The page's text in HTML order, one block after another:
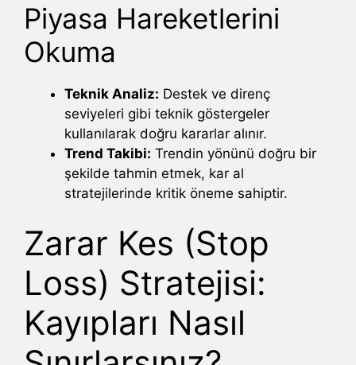
Piyasa Hareketlerini
Okuma
Teknik Analiz: Destek ve direnç
seviyeleri gibi teknik göstergeler
kullanılarak doğru kararlar alınır.
Trend Takibi: Trendin yönünü doğru bir
şekilde tahmin etmek, kar al
stratejilerinde kritik öneme sahiptir.
Zarar Kes (Stop
Loss) Stratejisi:
Kayıpları Nasıl